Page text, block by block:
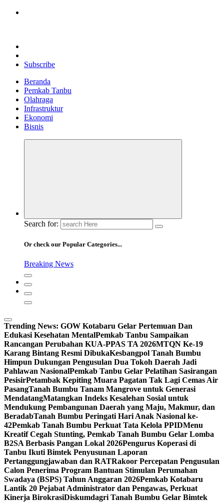
Subscribe
Beranda
Pemkab Tanbu
Olahraga
Infrastruktur
Ekonomi
Bisnis
Search for:
Or check our Popular Categories...
Breaking News
Trending News: GOW Kotabaru Gelar Pertemuan Dan
Edukasi Kesehatan MentalPemkab Tanbu Sampaikan
Rancangan Perubahan KUA-PPAS TA 2026MTQN Ke-19
Karang Bintang Resmi DibukaKesbangpol Tanah Bumbu
Himpun Dukungan Pengusulan Dua Tokoh Daerah Jadi
Pahlawan NasionalPemkab Tanbu Gelar Pelatihan Sasirangan
PesisirPetambak Kepiting Muara Pagatan Tak Lagi Cemas Air
PasangTanah Bumbu Tanam Mangrove untuk Generasi
MendatangMatangkan Indeks Kesalehan Sosial untuk
Mendukung Pembangunan Daerah yang Maju, Makmur, dan
BeradabTanah Bumbu Peringati Hari Anak Nasional ke-
42Pemkab Tanah Bumbu Perkuat Tata Kelola PPIDMenu
Kreatif Cegah Stunting, Pemkab Tanah Bumbu Gelar Lomba
B2SA Berbasis Pangan Lokal 2026Pengurus Koperasi di
Tanbu Ikuti Bimtek Penyusunan Laporan
Pertanggungjawaban dan RATRakoor Percepatan Pengusulan
Calon Penerima Program Bantuan Stimulan Perumahan
Swadaya (BSPS) Tahun Anggaran 2026Pemkab Kotabaru
Lantik 20 Pejabat Administrator dan Pengawas, Perkuat
Kinerja BirokrasiDiskumdagri Tanah Bumbu Gelar Bimtek